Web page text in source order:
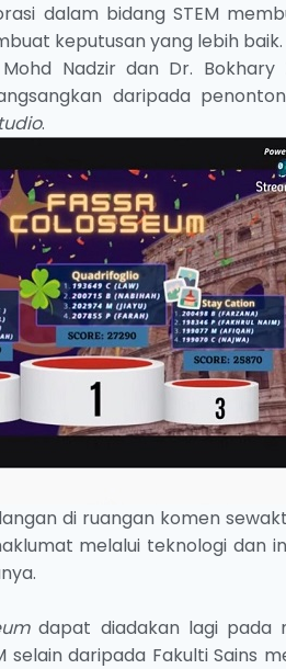
dalam bidang STEM
keputusan yang lebih baik.
Nadzir dan Dr.
daripada
.
di ruangan komen
melalui teknologi dan
dapat diadakan lagi pada
daripada Fakulti Sains